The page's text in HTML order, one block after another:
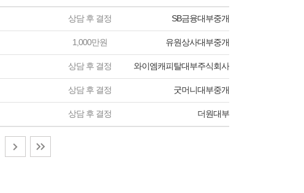
상담 후 결정 SB금융대부중개
1,000만원 유원상사대부중개
상담 후 결정 와이엠캐피탈대부주식회사
상담 후 결정 굿머니대부중개
상담 후 결정 더원대부